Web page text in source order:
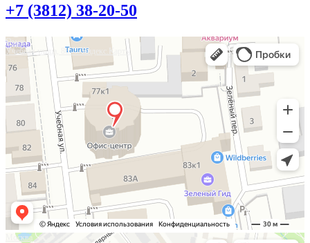
+7 (3812) 38-20-50
Омск
Учебная улица, 86 — Яндекс.Карты
Москва